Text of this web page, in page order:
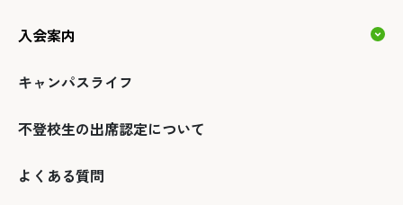
入会案内
キャンパスライフ
不登校生の出席認定について
よくある質問